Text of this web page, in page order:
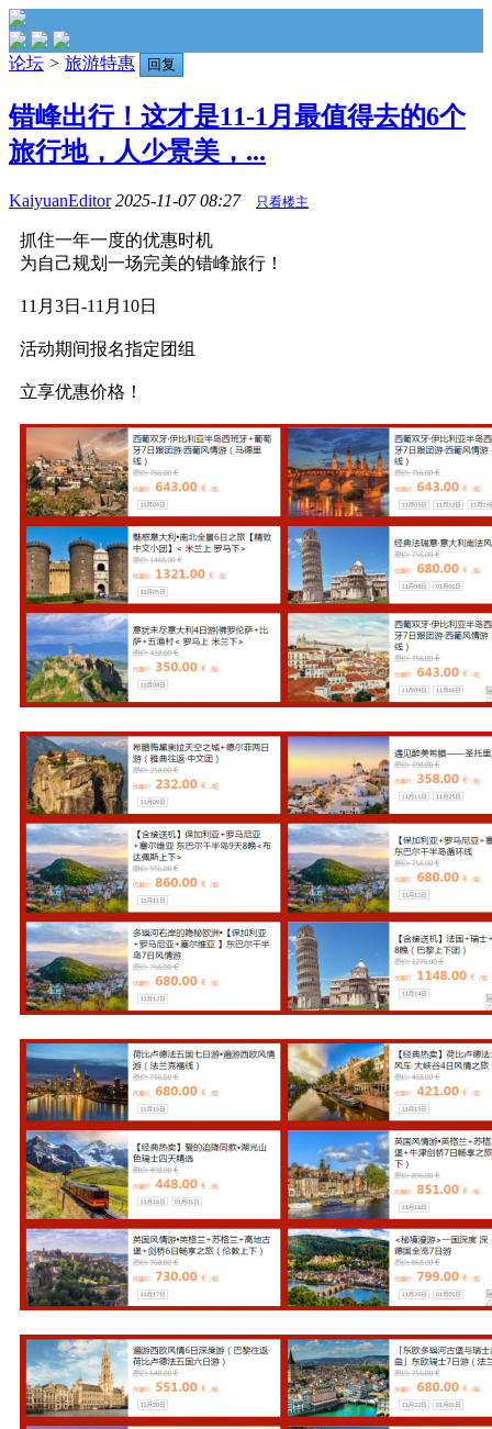
论坛 > 旅游特惠 回复
错峰出行！这才是11-1月最值得去的6个
旅行地，人少景美，...
KaiyuanEditor 2025-11-07 08:27 只看楼主
抓住一年一度的优惠时机
为自己规划一场完美的错峰旅行！
11月3日-11月10日
活动期间报名指定团组
立享优惠价格！